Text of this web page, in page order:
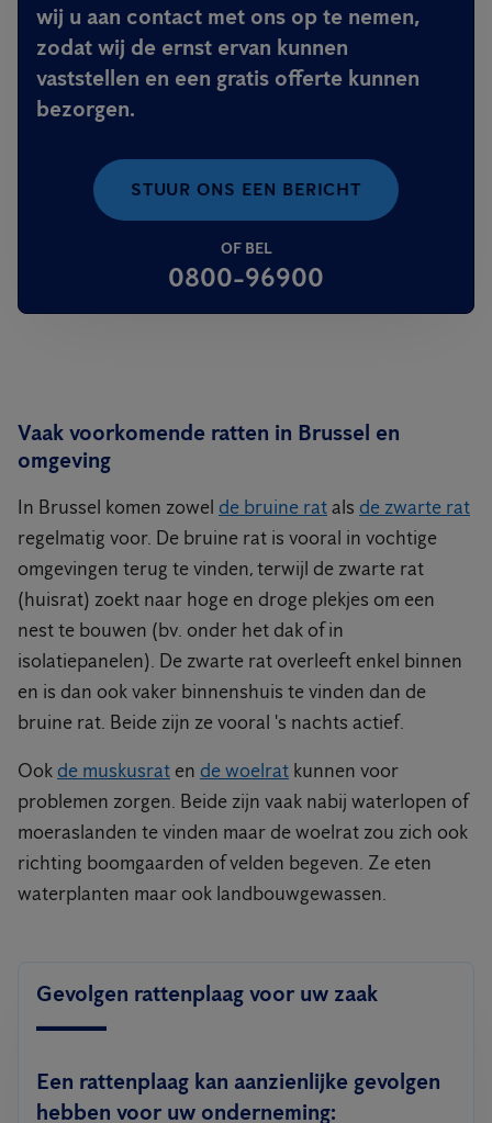
wij u aan contact met ons op te nemen,
zodat wij de ernst ervan kunnen
vaststellen en een gratis offerte kunnen
bezorgen.
STUUR ONS EEN BERICHT
OF BEL
0800-96900
Vaak voorkomende ratten in Brussel en
omgeving
In Brussel komen zowel de bruine ratals de zwarte rat
regelmatig voor. De bruine rat is vooral in vochtige
omgevingen terug te vinden, terwijl de zwarte rat
(huisrat) zoekt naar hoge en droge plekjes om een
nest te bouwen (bv. onder het dak of in
isolatiepanelen). De zwarte rat overleeft enkel binnen
en is dan ook vaker binnenshuis te vinden dan de
bruine rat. Beide zijn ze vooral 's nachts actief.
Ook de muskusrat en de woelrat kunnen voor
problemen zorgen. Beide zijn vaak nabij waterlopen of
moeraslanden te vinden maar de woelrat zou zich ook
richting boomgaarden of velden begeven. Ze eten
waterplanten maar ook landbouwgewassen.
Gevolgen rattenplaag voor uw zaak
Een rattenplaag kan aanzienlijke gevolgen
hebben voor uw onderneming: